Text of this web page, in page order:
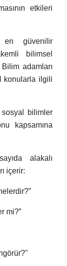
etkileri
en güvenilir
bilimsel
adamları
konularla ilgili
sosyal bilimler
kapsamına
alakalı
içerir:
mi?”